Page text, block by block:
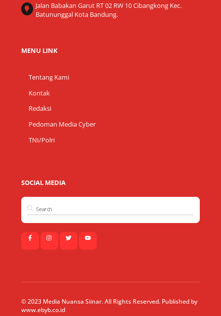
Jalan Babakan Garut RT 02 RW 10 Cibangkong Kec.
Batununggal Kota Bandung.
MENU LINK
Tentang Kami
Kontak
Redaksi
Pedoman Media Cyber
TNI/Polri
SOCIAL MEDIA
© 2023 Media Nuansa Siinar. All Rights Reserved. Published by
www.ebyb.co.id